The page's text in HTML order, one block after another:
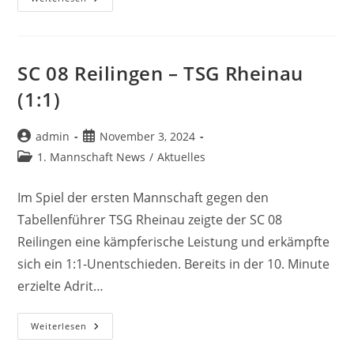
Dank
Firma
Hopp
Neuen
Trikotsatz!
SC 08 Reilingen – TSG Rheinau
(1:1)
Beitrags-
Autor:
admin
Beitrag
veröffentlicht:
November 3, 2024
Beitrags-
1. Mannschaft News / Aktuelles
Im Spiel der ersten Mannschaft gegen den
Tabellenführer TSG Rheinau zeigte der SC 08
Reilingen eine kämpferische Leistung und erkämpfte
sich ein 1:1-Unentschieden. Bereits in der 10. Minute
erzielte Adrit…
Weiterlesen SC
08